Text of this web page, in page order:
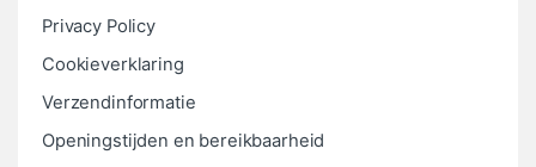
Privacy Policy
Cookieverklaring
Verzendinformatie
Openingstijden en bereikbaarheid